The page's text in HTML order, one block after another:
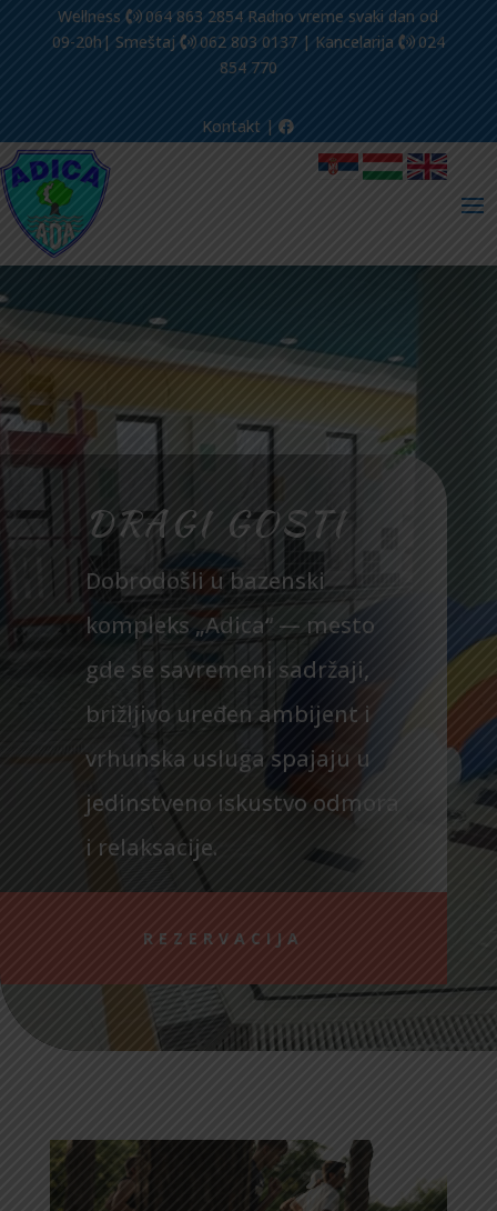
Wellness 064 863 2854 Radno vreme svaki dan od
09-20h| Smeštaj
062 803 0137| Kancelarija
024
854 770
Kontakt |
видео
DRAGI GOSTI
Dobrodošli u bazenski
kompleks „Adica“ — mesto
gde se savremeni sadržaji,
brižljivo uređen ambijent i
vrhunska usluga spajaju u
jedinstveno iskustvo odmora
i relaksacije.
REZERVACIJA